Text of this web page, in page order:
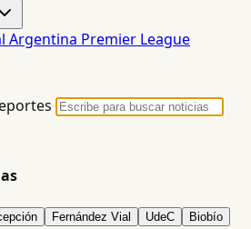
Argentina Premier League
Fernández Vial UdeC Biobío